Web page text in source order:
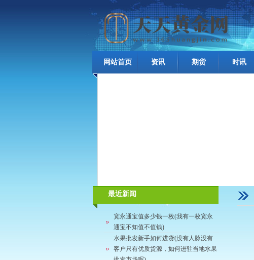
网站首页 资讯 期货 时讯
最近新闻
宽永通宝值多少钱一枚(我有一枚宽永
通宝不知值不值钱)
水果批发新手如何进货(没有人脉没有
客户只有优质货源，如何进驻当地水果